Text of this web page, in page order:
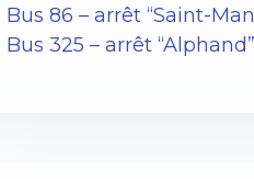
Bus 86 – arrêt “Saint-
Bus 325 – arrêt